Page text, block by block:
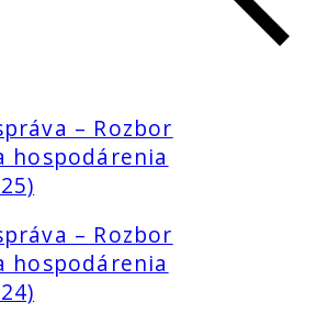
– Rozbor
hospodárenia
– Rozbor
hospodárenia